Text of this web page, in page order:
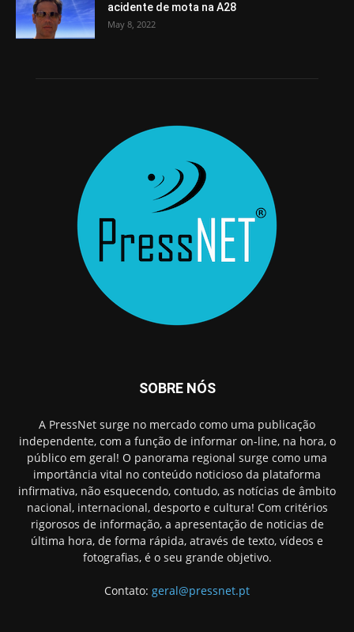
acidente de mota na A28
May 8, 2022
SOBRE NÓS
A PressNet surge no mercado como uma publicação
independente, com a função de informar on-line, na hora, o
público em geral! O panorama regional surge como uma
importância vital no conteúdo noticioso da plataforma
infirmativa, não esquecendo, contudo, as notícias de âmbito
nacional, internacional, desporto e cultura! Com critérios
rigorosos de informação, a apresentação de noticias de
última hora, de forma rápida, através de texto, vídeos e
fotografias, é o seu grande objetivo.
Contato: geral@pressnet.pt